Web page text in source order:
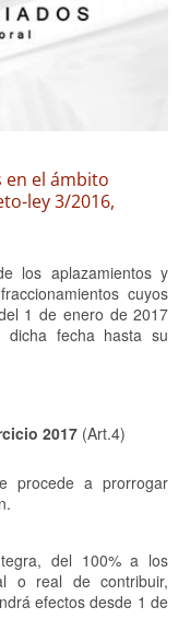
en el ámbito
ley 3/2016,
los aplazamientos y
cuyos
1 de enero de 2017
fecha hasta su
2017(Art.4)
procede a prorrogar
del 100% a los
o real de contribuir,
efectos desde 1 de